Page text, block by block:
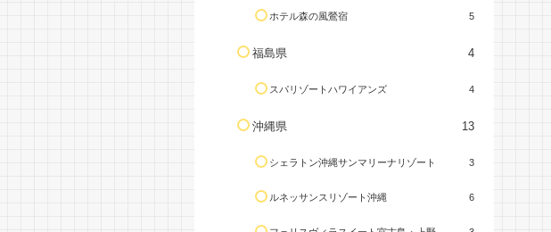
ホテル森の風鶯宿 5
福島県 4
スパリゾートハワイアンズ 4
沖縄県 13
シェラトン沖縄サンマリーナリゾート 3
ルネッサンスリゾート沖縄 6